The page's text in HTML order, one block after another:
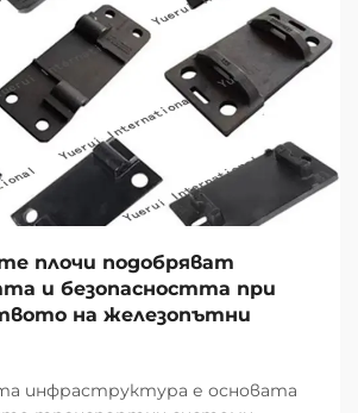
плочи подобряват
и безопасността при
на железопътни
инфраструктура е основата